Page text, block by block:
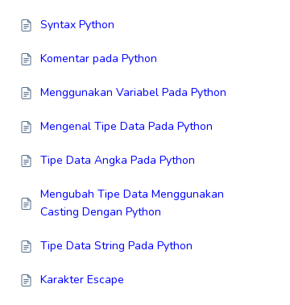
Syntax Python
Komentar pada Python
Menggunakan Variabel Pada Python
Mengenal Tipe Data Pada Python
Tipe Data Angka Pada Python
Mengubah Tipe Data Menggunakan
Casting Dengan Python
Tipe Data String Pada Python
Karakter Escape